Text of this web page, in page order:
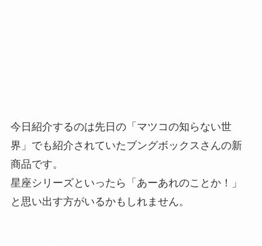
今日紹介するのは先日の「マツコの知らない世
界」でも紹介されていたブングボックスさんの新
商品です。
星座シリーズといったら「あーあれのことか！」
と思い出す方がいるかもしれません。